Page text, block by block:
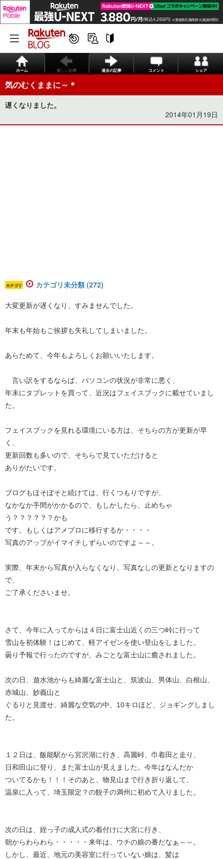
ホーム 新しい記事 過去の記事 コメント シェア
気のむくままに～＊
遅くなりました。
2014年01月19日
カテゴリ カテゴリ未分類 (272)
大変更新が遅くなり、すみませんでした。
年末も年始もご挨拶も失礼してしまいました。
あらためて、今年もよろしくお願いいたします。
言い訳をするならば、パソコンの状況が非常に悪く、
年末にタブレットを買って、近況はフェイスブックに載せていまし
た。
フェイスブックを見れる環境にいる方は、そちらの方が更新が早
く、
更新回数も多いので、そちらで見ていただけると
ありがたいです。
ブログもほそぼそと続けては、行くつもりですが、
なかなか手間がかかるので、もしかしたら、止めちゃ
う？？？？？？かも
です。もしくはアメブロに移行するか・・・・
写真のアップがイマイチしずらいのですよ～～。
実際、年末から写真が入らなくなり、写真なしの更新となりますの
で、
ご了承くださいませ。
さて、今年に入ってからは４日に富士山近くの三つ峠に行って
雪山を初体験！はじめて、軽アイゼンを使い登山をしました。
曇り予報で行ったのですが、みごとな富士山に癒されました。
次の日、遊水池からも綺麗な富士山と、筑波山、男体山、白根山、
赤城山、妙義山と
ぐるりと見渡せ、綺麗な空気の中、10キロほど、ジョギングしまし
た。
１２日は、飯能駅から宮沢湖に行き、高麗峠、巾着田と走り、
日和田山に登り、また富士山が見えました。今年はなんだか
ついてるかも！！！そのあと、物見山まで行き折り返して、
温泉に入って、埼玉限定？の餃子の満州に初めて入りました。
次の日は、姪っ子の成人式の着付けに大宮に行き、
朝からわらわら・・・・・来年は、ウチの娘の番だなぁ～～。
しかし、最近、地元の美容室に行っていない娘は、髪は